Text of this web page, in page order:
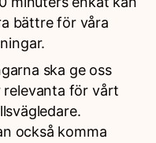
bättre för våra
ska ge oss
relevanta för vårt
också komma